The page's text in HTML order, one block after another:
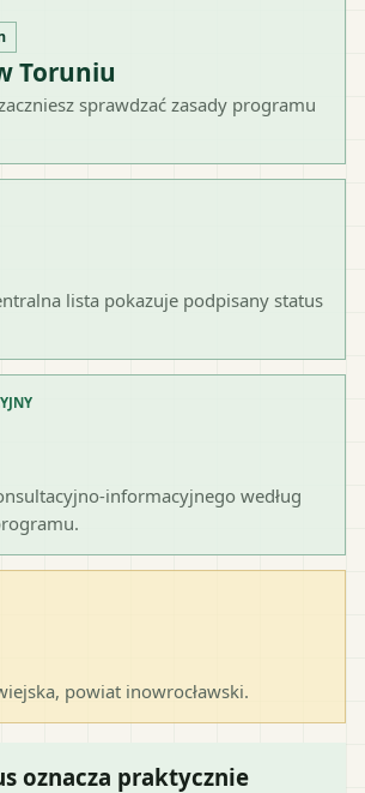
Toruniu
sprawdzać zasady programu
lista pokazuje podpisany status
informacyjnego według
, powiat inowrocławski.
oznacza praktycznie